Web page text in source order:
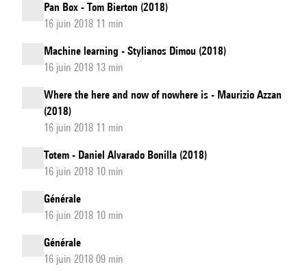
Pan Box - Tom Bierton (2018)
16 juin 2018 11 min
Machine learning - Stylianos Dimou (2018)
16 juin 2018 13 min
Where the here and now of nowhere is - Maurizio Azzan
(2018)
16 juin 2018 11 min
Totem - Daniel Alvarado Bonilla (2018)
16 juin 2018 10 min
Générale
16 juin 2018 10 min
Générale
16 juin 2018 09 min